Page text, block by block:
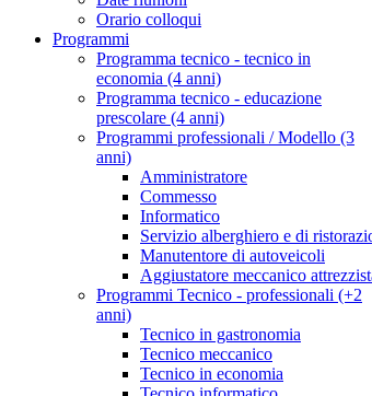
Orario colloqui
Programmi
Programma tecnico - tecnico in
economia (4 anni)
Programma tecnico - educazione
prescolare (4 anni)
Programmi professionali / Modello (3
anni)
Amministratore
Commesso
Informatico
Servizio alberghiero e di
Manutentore di autoveicoli
Aggiustatore meccanico
Programmi Tecnico - professionali (+2
anni)
Tecnico in gastronomia
Tecnico meccanico
Tecnico in economia